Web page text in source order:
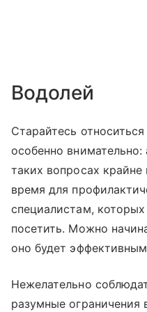
Водолей
Старайтесь
особенно внимательно:
таких вопросах
время для
специалистам,
посетить. Можно
оно будет
Нежелательно
разумные ограничения